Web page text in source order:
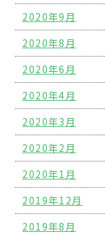
2020年9月
2020年8月
2020年6月
2020年4月
2020年3月
2020年2月
2020年1月
2019年12月
2019年8月